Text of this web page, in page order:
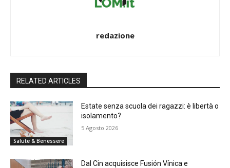
redazione
RELATED ARTICLES
Salute & Benessere
Estate senza scuola dei ragazzi: è libertà o
isolamento?
5 Agosto 2026
Dal Cin acquisisce Fusión Vínica e